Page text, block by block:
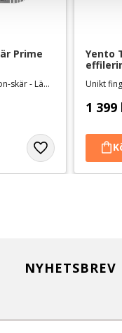
Prime
Extra brett snap on-skär - Lämnar 1,5 mm
Yento
1 399
NYHETSBREV